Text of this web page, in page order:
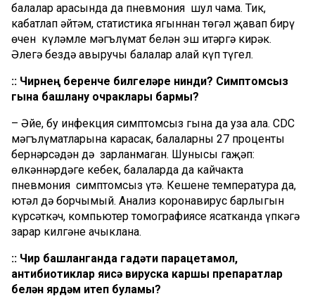
балалар арасында да пневмония шул чама. Тик,
кабатлап әйтәм, статистика ягыннан төгәл җавап бирү
өчен күләмле мәгълүмат белән эш итәргә кирәк.
Әлегә бездә авыручы балалар алай күп түгел.
:: Чирнең беренче билгеләре нинди? Симптомсыз
гына башлану очраклары бармы?
– Әйе, бу инфекция симптомсыз гына да уза ала. CDC
мәгълүматларына карасак, балаларның 27 проценты
бернәрсәдән дә зарланмаган. Шунысы гаҗәп:
өлкәннәрдәге кебек, балаларда да кайчакта
пневмония симптомсыз үтә. Кешене температура да,
ютәл дә борчымый. Анализ коронавирус барлыгын
күрсәткәч, компьютер томографиясе ясатканда үпкәгә
зарар килгәне ачык­лана.
:: Чир башланганда гадәти парацетамол,
антибиотиклар яисә вируска каршы препаратлар
белән ярдәм итеп буламы?